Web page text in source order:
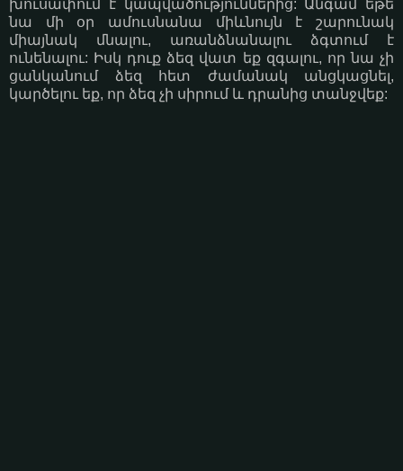
խուսափում է կապվածություններից: Անգամ եթե
նա մի օր ամուսնանա միևնույն է շարունակ
միայնակ մնալու, առանձնանալու ձգտում է
ունենալու: Իսկ դուք ձեզ վատ եք զգալու, որ նա չի
ցանկանում ձեզ հետ ժամանակ անցկացնել,
կարծելու եք, որ ձեզ չի սիրում և դրանից տանջվեք: